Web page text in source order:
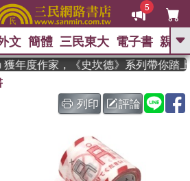
5
GO
、 如果歷史是一群喵 、 暑期
國際布克獎 臺灣漫遊錄 、 方
孩：黎曼猜想 、 偉大的迷走神經
文 簡體 三民東大 電子書 親子
年度作家，《史坎德》系列帶你踏上
列印
評論